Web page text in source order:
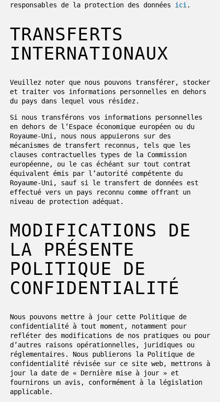
responsables de la protection des données ici .
TRANSFERTS
INTERNATIONAUX
Veuillez noter que nous pouvons transférer, stocker
et traiter vos informations personnelles en dehors
du pays dans lequel vous résidez.
Si nous transférons vos informations personnelles
en dehors de l’Espace économique européen ou du
Royaume-Uni, nous nous appuierons sur des
mécanismes de transfert reconnus, tels que les
clauses contractuelles types de la Commission
européenne, ou le cas échéant sur tout contrat
équivalent émis par l’autorité compétente du
Royaume-Uni, sauf si le transfert de données est
effectué vers un pays reconnu comme offrant un
niveau de protection adéquat.
MODIFICATIONS DE
LA PRÉSENTE
POLITIQUE DE
CONFIDENTIALITÉ
Nous pouvons mettre à jour cette Politique de
confidentialité à tout moment, notamment pour
refléter des modifications de nos pratiques ou pour
d’autres raisons opérationnelles, juridiques ou
réglementaires. Nous publierons la Politique de
confidentialité révisée sur ce site web, mettrons à
jour la date de « Dernière mise à jour » et
fournirons un avis, conformément à la législation
applicable.